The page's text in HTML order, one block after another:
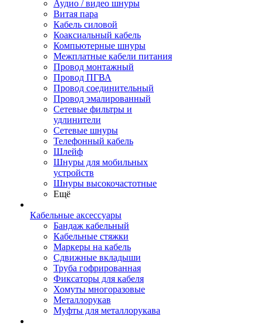
Аудио / видео шнуры
Витая пара
Кабель силовой
Коаксиальный кабель
Компьютерные шнуры
Межплатные кабели питания
Провод монтажный
Провод ПГВА
Провод соединительный
Провод эмалированный
Сетевые фильтры и
удлинители
Сетевые шнуры
Телефонный кабель
Шлейф
Шнуры для мобильных
устройств
Шнуры высокочастотные
Ещё
Кабельные аксессуары
Бандаж кабельный
Кабельные стяжки
Маркеры на кабель
Сдвижные вкладыши
Труба гофрированная
Фиксаторы для кабеля
Хомуты многоразовые
Металлорукав
Муфты для металлорукава